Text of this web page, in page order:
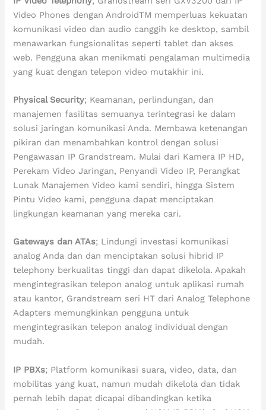
Video Phones dengan AndroidTM memperluas kekuatan
komunikasi video dan audio canggih ke desktop, sambil
menawarkan fungsionalitas seperti tablet dan akses
web. Pengguna akan menikmati pengalaman multimedia
yang kuat dengan telepon video mutakhir ini.
Physical Security; Keamanan, perlindungan, dan
manajemen fasilitas semuanya terintegrasi ke dalam
solusi jaringan komunikasi Anda. Membawa ketenangan
pikiran dan menambahkan kontrol dengan solusi
Pengawasan IP Grandstream. Mulai dari Kamera IP HD,
Perekam Video Jaringan, Penyandi Video IP, Perangkat
Lunak Manajemen Video kami sendiri, hingga Sistem
Pintu Video kami, pengguna dapat menciptakan
lingkungan keamanan yang mereka cari.
Gateways dan ATAs; Lindungi investasi komunikasi
analog Anda dan dan menciptakan solusi hibrid IP
telephony berkualitas tinggi dan dapat dikelola. Apakah
mengintegrasikan telepon analog untuk aplikasi rumah
atau kantor, Grandstream seri HT dari Analog Telephone
Adapters memungkinkan pengguna untuk
mengintegrasikan telepon analog individual dengan
mudah.
IP PBXs; Platform komunikasi suara, video, data, dan
mobilitas yang kuat, namun mudah dikelola dan tidak
pernah lebih dapat dicapai dibandingkan ketika